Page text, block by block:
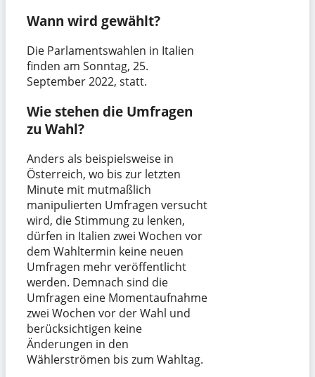
Wann wird gewählt?
Die Parlamentswahlen in Italien
finden am Sonntag, 25.
September 2022, statt.
Wie stehen die Umfragen
zu Wahl?
Anders als beispielsweise in
Österreich, wo bis zur letzten
Minute mit mutmaßlich
manipulierten Umfragen versucht
wird, die Stimmung zu lenken,
dürfen in Italien zwei Wochen vor
dem Wahltermin keine neuen
Umfragen mehr veröffentlicht
werden. Demnach sind die
Umfragen eine Momentaufnahme
zwei Wochen vor der Wahl und
berücksichtigen keine
Änderungen in den
Wählerströmen bis zum Wahltag.